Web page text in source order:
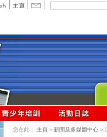
您在此： 主頁 > 新聞及多媒體中心 >